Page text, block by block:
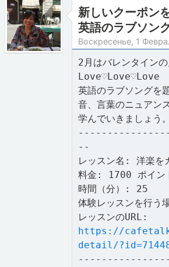
新しいクーポン
英語のラブソン
Воскресенье, 1
2月はバレンタインの
Love♡Love♡Love
英語のラブソングを
音、言葉のニュアン
学んでいきましょう。
--
レッスン名: 洋楽を
料金: 1700 ポイン
時間（分）: 25
体験レッスンを行う
レッスンのURL:
https://
detail/